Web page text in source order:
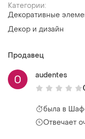
Категории:
Декоративные
Декор и дизайн
Продавец
audentes
была в
Отвечает